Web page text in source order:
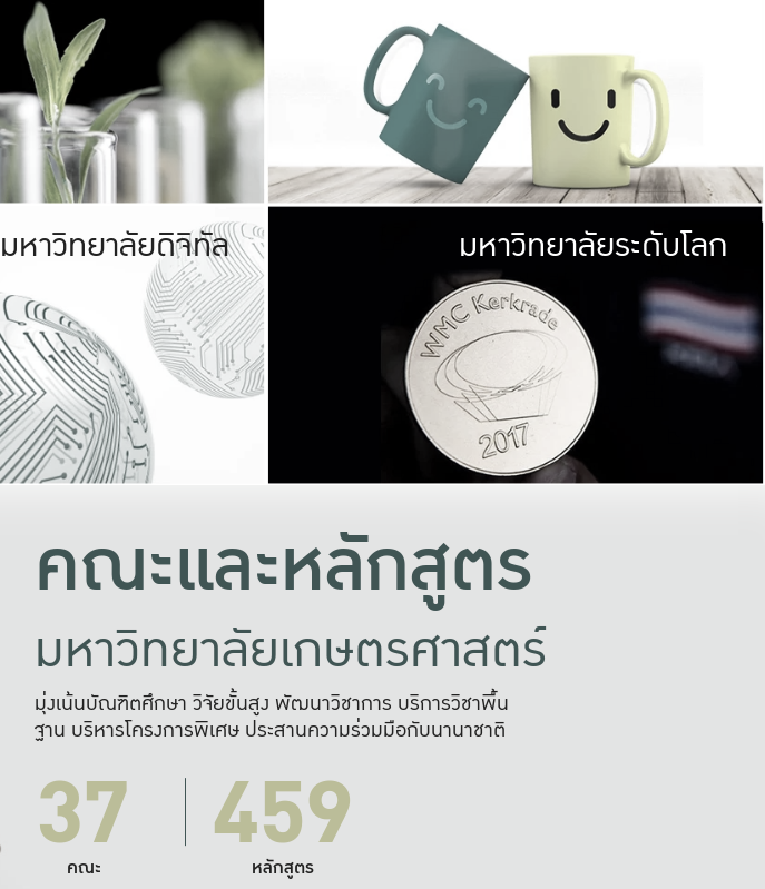
เกษตรศาสตร์ มีพื้นที่เขียวสดใส หนาแน่น
เป็นป่าในเมือง (URBAN FOREST)
เกษตรในเมือง (URBAN AGRICULTURE)
ที่นับรวมกันได้ประมาณ 1,400 ไร่
ให้กับประชาชน
มหาวิทยาลัยรับผิดชอบต่อสังคม
ร่วมมือกับชุมชน เพื่อความกินดีอยู่ดี
และความสุขอย่างยั่งยืน
มองปัญหาในภาพกว้าง
แก้ไขจากปัญหาจุดเล็กๆ
มหาวิทยาลัยดิจิทัล มหาวิทยา
พร้อมที่จ
และผลักดันในการใช้ระบบส
เพื่อการทำงานแ
มหาวิทยาลัยระดับโลก
คณะและหลักสูตร
มหาวิทยาลัยเกษตรศาสตร์
มุ่งเน้นบัณฑิตศึกษา วิจัยขั้นสูง พัฒนาวิชาการ บริการวิชาพื้น
ฐาน บริหารโครงการพิเศษ ประสานความร่วมมือกับนานาชาติ
37
คณะ 459
หลักสูตร